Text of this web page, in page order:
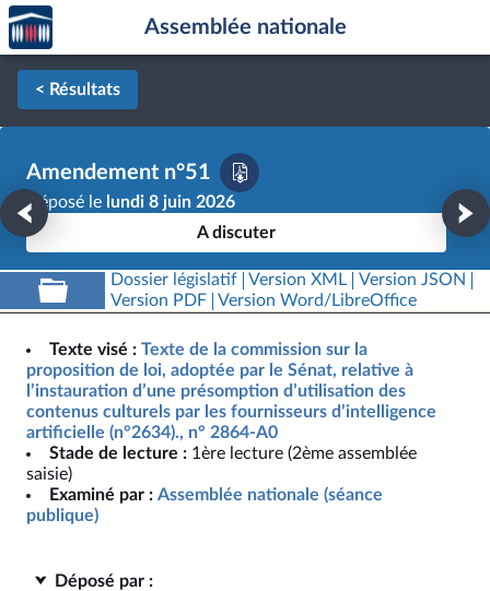
Aller au contenu
Aller en bas de la page
Accèder
à la
page
d'accueil
Assemblée nationale
< Résultats
Amendement n°51
Déposé le lundi 8 juin 2026
A discuter
Dossier législatif Version XML
Version JSON
Version PDF
Version Word/LibreOffice
Texte visé : Texte de la commission sur la
proposition de loi, adoptée par le Sénat, relative à
l’instauration d’une présomption d’utilisation des
contenus culturels par les fournisseurs d’intelligence
artificielle (n°2634)., n° 2864-A0
Stade de lecture : 1ère lecture (2ème assemblée
saisie)
Examiné par : Assemblée nationale (séance
publique)
Déposé par :